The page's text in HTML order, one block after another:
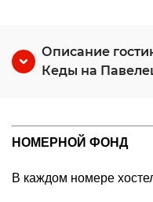
Описание
Кеды на
НОМЕРНОЙ ФОНД
В каждом номере